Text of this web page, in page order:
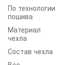
По технологии
пошива
Материал
чехла
Состав чехла